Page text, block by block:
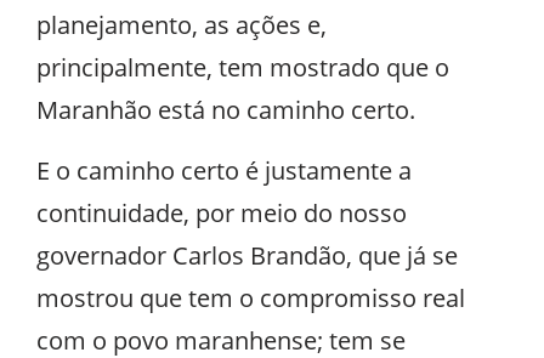
planejamento, as ações e,
principalmente, tem mostrado que o
Maranhão está no caminho certo.
E o caminho certo é justamente a
continuidade, por meio do nosso
governador Carlos Brandão, que já se
mostrou que tem o compromisso real
com o povo maranhense; tem se